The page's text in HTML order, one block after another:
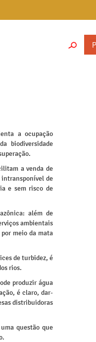
a ocupação
biodiversidade
a venda de
de
e sem risco de
além de
ambientais
meio da mata
de turbidez, é
rios.
produzir água
é claro, dar-
distribuidoras
questão que